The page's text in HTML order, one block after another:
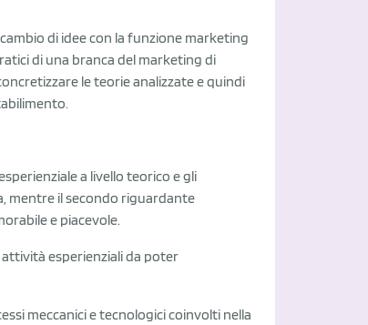
di idee con la funzione marketing
di una branca del marketing di
le teorie analizzate e quindi
a livello teorico e gli
mentre il secondo riguardante
e piacevole.
esperienziali da poter
meccanici e tecnologici coinvolti nella